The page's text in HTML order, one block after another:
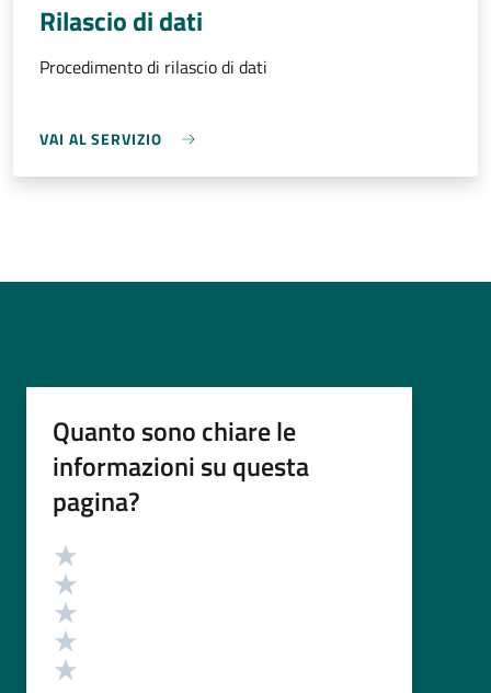
Rilascio di dati
Procedimento di rilascio di dati
VAI AL SERVIZIO
Quanto sono chiare le
informazioni su questa
pagina?
Valutazione